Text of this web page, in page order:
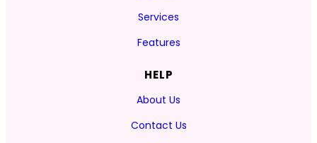
Services
Features
HELP
About Us
Contact Us